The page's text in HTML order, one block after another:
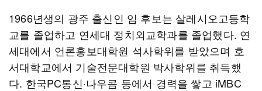
1966년생의 광주 출신인 임 후보는 살레시오고등학
교를 졸업하고 연세대 정치외교학과를 졸업했다. 연
세대에서 언론홍보대학원 석사학위를 받았으며 호
서대학교에서 기술전문대학원 박사학위를 취득했
다. 한국PC통신·나우콤 등에서 경력을 쌓고 iMBC